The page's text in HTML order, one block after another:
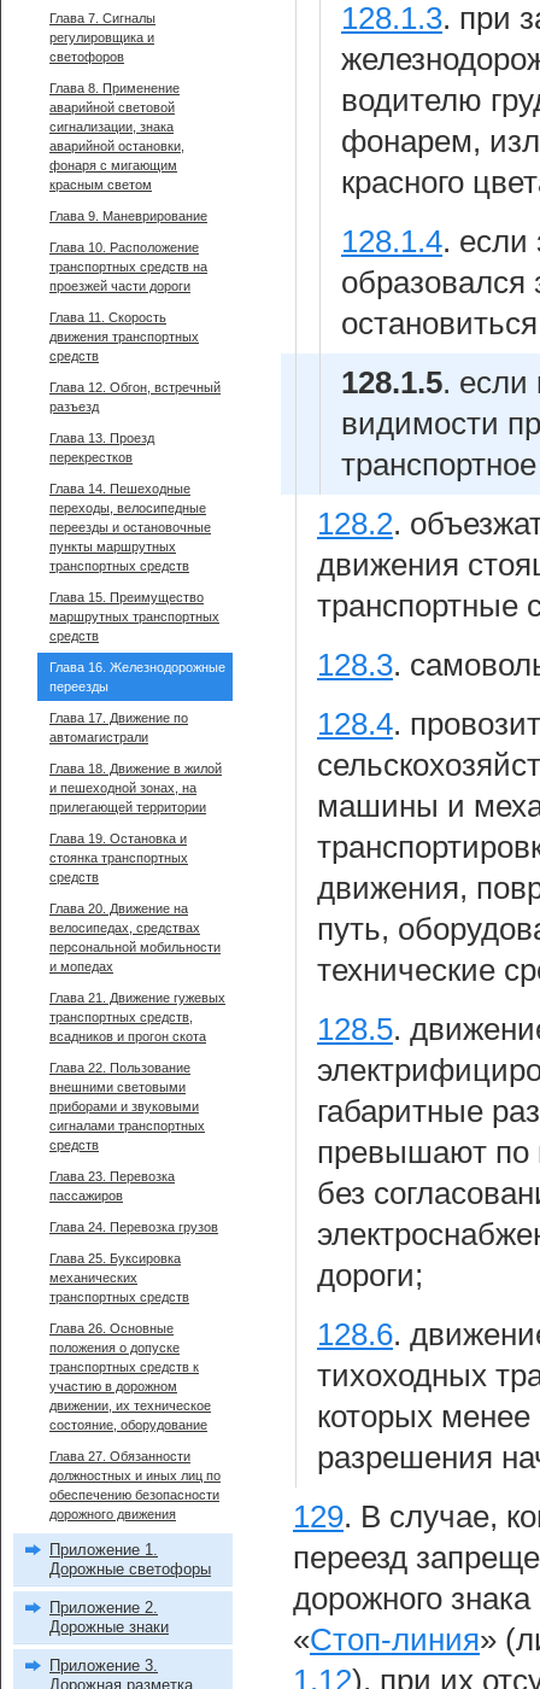
128.1.3. при
водителю
фонарем,
красного
128.1.4. если
образовался
128.1.5. если
видимости
128.2.
движения
транспортные
128.3.
128.4.
машины и
движения,
путь,
технические
128.5.
габаритные
превышают по
без
дороги;
128.6.
тихоходных
которых
разрешения
129. В случае,
переезд
дорожного знака
«Стоп-линия»
1.12), при их
Глава 7. Сигналы
регулировщика и
светофоров
Глава 8. Применение
аварийной световой
сигнализации, знака
аварийной остановки,
фонаря с мигающим
красным светом
Глава 9. Маневрирование
Глава 10. Расположение
транспортных средств на
проезжей части дороги
Глава 11. Скорость
движения транспортных
средств
Глава 12. Обгон, встречный
разъезд
Глава 13. Проезд
перекрестков
Глава 14. Пешеходные
переходы, велосипедные
переезды и остановочные
пункты маршрутных
транспортных средств
Глава 15. Преимущество
маршрутных транспортных
средств
Глава 16. Железнодорожные
переезды
Глава 17. Движение по
автомагистрали
Глава 18. Движение в жилой
и пешеходной зонах, на
прилегающей территории
Глава 19. Остановка и
стоянка транспортных
средств
Глава 20. Движение на
велосипедах, средствах
персональной мобильности
и мопедах
Глава 21. Движение гужевых
транспортных средств,
всадников и прогон скота
Глава 22. Пользование
внешними световыми
приборами и звуковыми
сигналами транспортных
средств
Глава 23. Перевозка
пассажиров
Глава 24. Перевозка грузов
Глава 25. Буксировка
механических
транспортных средств
Глава 26. Основные
положения о допуске
транспортных средств к
участию в дорожном
движении, их техническое
состояние, оборудование
Глава 27. Обязанности
должностных и иных лиц по
обеспечению безопасности
дорожного движения
Приложение 1.
Дорожные светофоры
Приложение 2.
Дорожные знаки
Приложение 3.
Дорожная разметка